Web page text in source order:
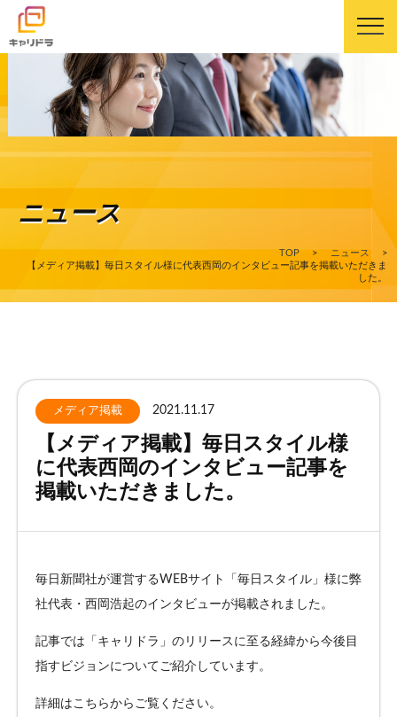
ニュース
TOP > ニュース
>
【メディア掲載】毎日スタイル様に代表西岡のインタビュー記事を掲載いただきま
した。
メディア掲載 2021.11.17
【メディア掲載】毎日スタイル様
に代表西岡のインタビュー記事を
掲載いただきました。
毎日新聞社が運営するWEBサイト「毎日スタイル」様に弊
社代表・西岡浩起のインタビューが掲載されました。
記事では「キャリドラ」のリリースに至る経緯から今後目
指すビジョンについてご紹介しています。
詳細はこちらからご覧ください。
キャリドラについて
キャリドラの強み
コース・カリキュラム
受講生の声
ニュース
お客様相談窓口
プライバシーポリシー
特定商取引法に基づく表記
お問い合わせ